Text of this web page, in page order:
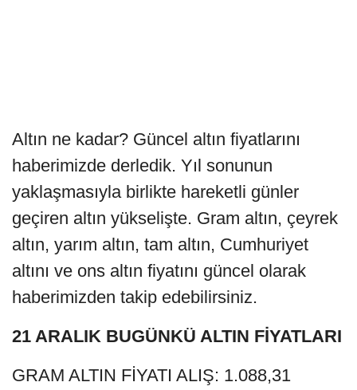
Altın ne kadar? Güncel altın fiyatlarını
haberimizde derledik. Yıl sonunun
yaklaşmasıyla birlikte hareketli günler
geçiren altın yükselişte. Gram altın, çeyrek
altın, yarım altın, tam altın, Cumhuriyet
altını ve ons altın fiyatını güncel olarak
haberimizden takip edebilirsiniz.
21 ARALIK BUGÜNKÜ ALTIN FİYATLARI
GRAM ALTIN FİYATI ALIŞ: 1.088,31